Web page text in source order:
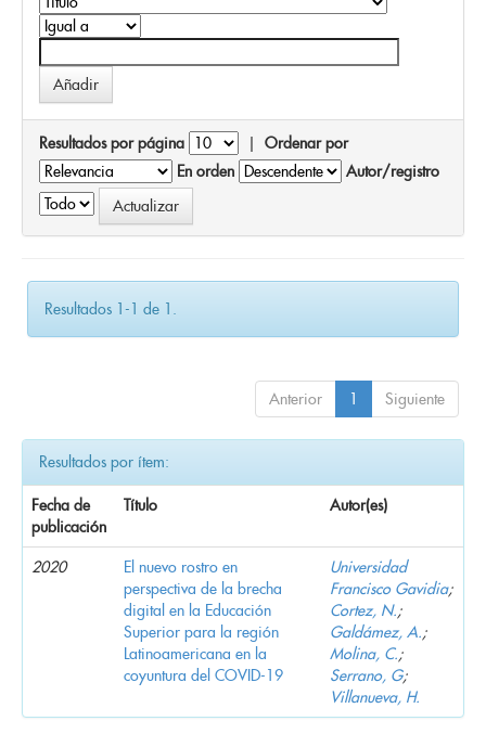
Resultados por página | Ordenar por
En orden
Autor/registro
Resultados 1-1 de 1.
Anterior 1 Siguiente
Resultados por ítem:
Fecha de
publicación
Título Autor(es)
2020
El nuevo rostro en
perspectiva de la brecha
digital en la Educación
Superior para la región
Latinoamericana en la
coyuntura del COVID-19
Universidad
Francisco Gavidia;
Cortez, N.;
Galdámez, A.;
Molina, C.;
Serrano, G;
Villanueva, H.